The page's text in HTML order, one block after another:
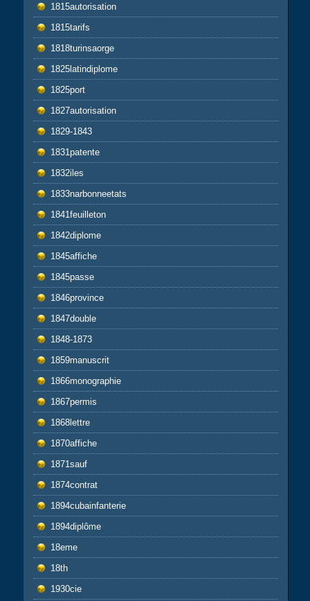
1815autorisation
1815tarifs
1818turinsaorge
1825latindiplome
1825port
1827autorisation
1829-1843
1831patente
1832iles
1833narbonneetats
1841feuilleton
1842diplome
1845affiche
1845passe
1846province
1847double
1848-1873
1859manuscrit
1866monographie
1867permis
1868lettre
1870affiche
1871sauf
1874contrat
1894cubainfanterie
1894diplôme
18eme
18th
1930cie